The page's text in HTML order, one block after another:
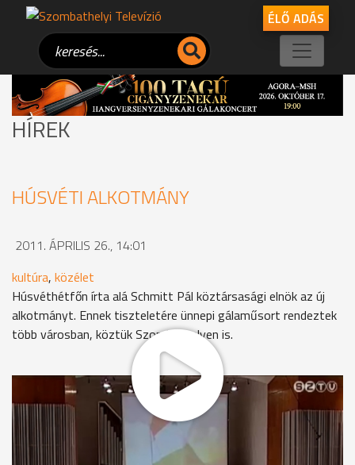
ÉLŐ ADÁS
HÍREK
HÚSVÉTI ALKOTMÁNY
2011. ÁPRILIS 26., 14:01
kultúra, közélet
Húsvéthétfőn írta alá Schmitt Pál köztársasági elnök az új
alkotmányt. Ennek tiszteletére ünnepi gálaműsort rendeztek
több városban, köztük Szombathelyen is.
Április 18-án fogadta el az Országgyűlés az új alaptörvényt,
melyet húsvéthétfőn írt alá a köztársasági elnök. Ebből az
alkalomból 9 magyarországi városban, valamint Kolozsváron
gálaműsort rendeztek. Szombathelyen Puskás Tivadar